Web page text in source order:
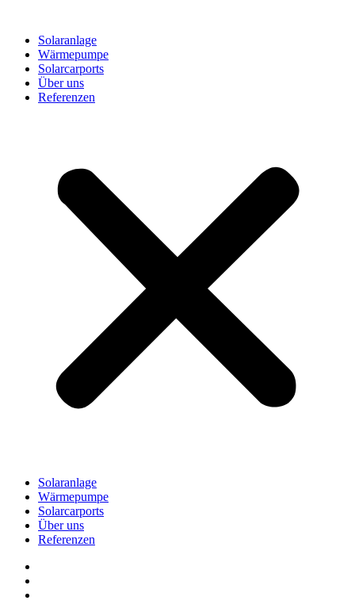
Solaranlage
Wärmepumpe
Solarcarports
Über uns
Referenzen
Solaranlage
Wärmepumpe
Solarcarports
Über uns
Referenzen